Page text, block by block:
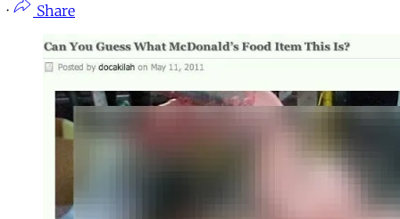
· Share